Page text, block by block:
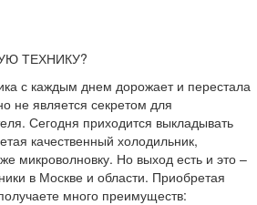
ТЕХНИКУ?
с каждым днем дорожает и перестала
не является секретом для
Сегодня приходится выкладывать
качественный холодильник,
микроволновку. Но выход есть и это –
в Москве и области. Приобретая
много преимуществ: